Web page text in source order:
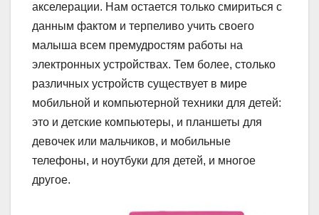
акселерации. Нам остается только смириться с
данным фактом и терпеливо учить своего
малыша всем премудростям работы на
электронных устройствах. Тем более, столько
различных устройств существует в мире
мобильной и компьютерной техники для детей:
это и детские компьютеры, и планшеты для
девочек или мальчиков, и мобильные
телефоны, и ноутбуки для детей, и многое
другое.